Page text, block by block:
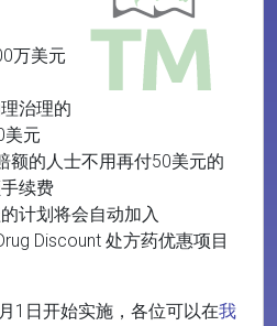
万美元
治理的
美元
额的人士不用再付50美元的
续费
计划将会自动加入
Discount 处方药优惠项目
1日开始实施，各位可以在我